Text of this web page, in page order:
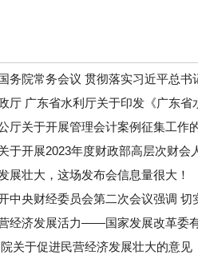
务院常务会议 贯彻落实习近平总
厅 广东省水利厅关于印发《广东
厅关于开展管理会计案例征集工作
于开展2023年度财政部高层次财
展壮大，这场发布会信息量很大！
中央财经委员会第二次会议强调
经济发展活力——国家发展改革委
关于促进民营经济发展壮大的意见